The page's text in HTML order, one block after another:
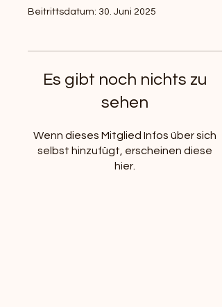
Beitrittsdatum: 30. Juni 2025
Es gibt noch nichts zu
sehen
Wenn dieses Mitglied Infos über sich
selbst hinzufügt, erscheinen diese
hier.